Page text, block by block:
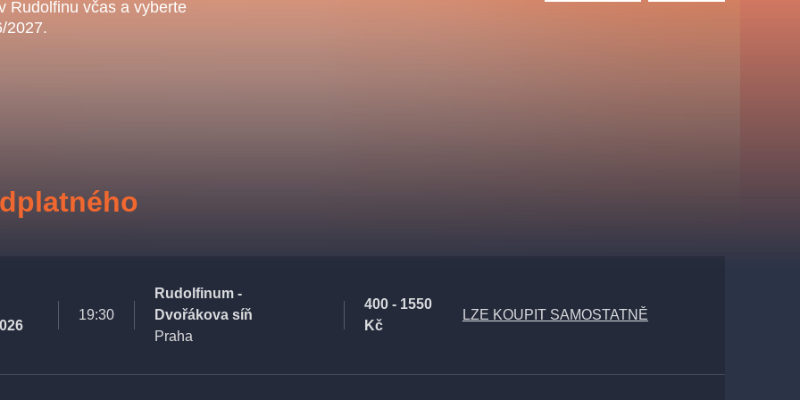
Rudolfinu včas a vyberte
2027.
19:30
Rudolfinum -
Dvořákova síň
Praha
400 - 1550
Kč
LZE KOUPIT SAMOSTATNĚ
Divadlo Hybernia
Filmový orchestr Praha